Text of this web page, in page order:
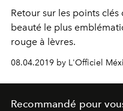
Retour sur les points
beauté le plus
rouge à lèvres.
08.04.2019 by L'Officiel
Recommandé pour